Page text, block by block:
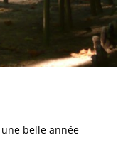
belle année